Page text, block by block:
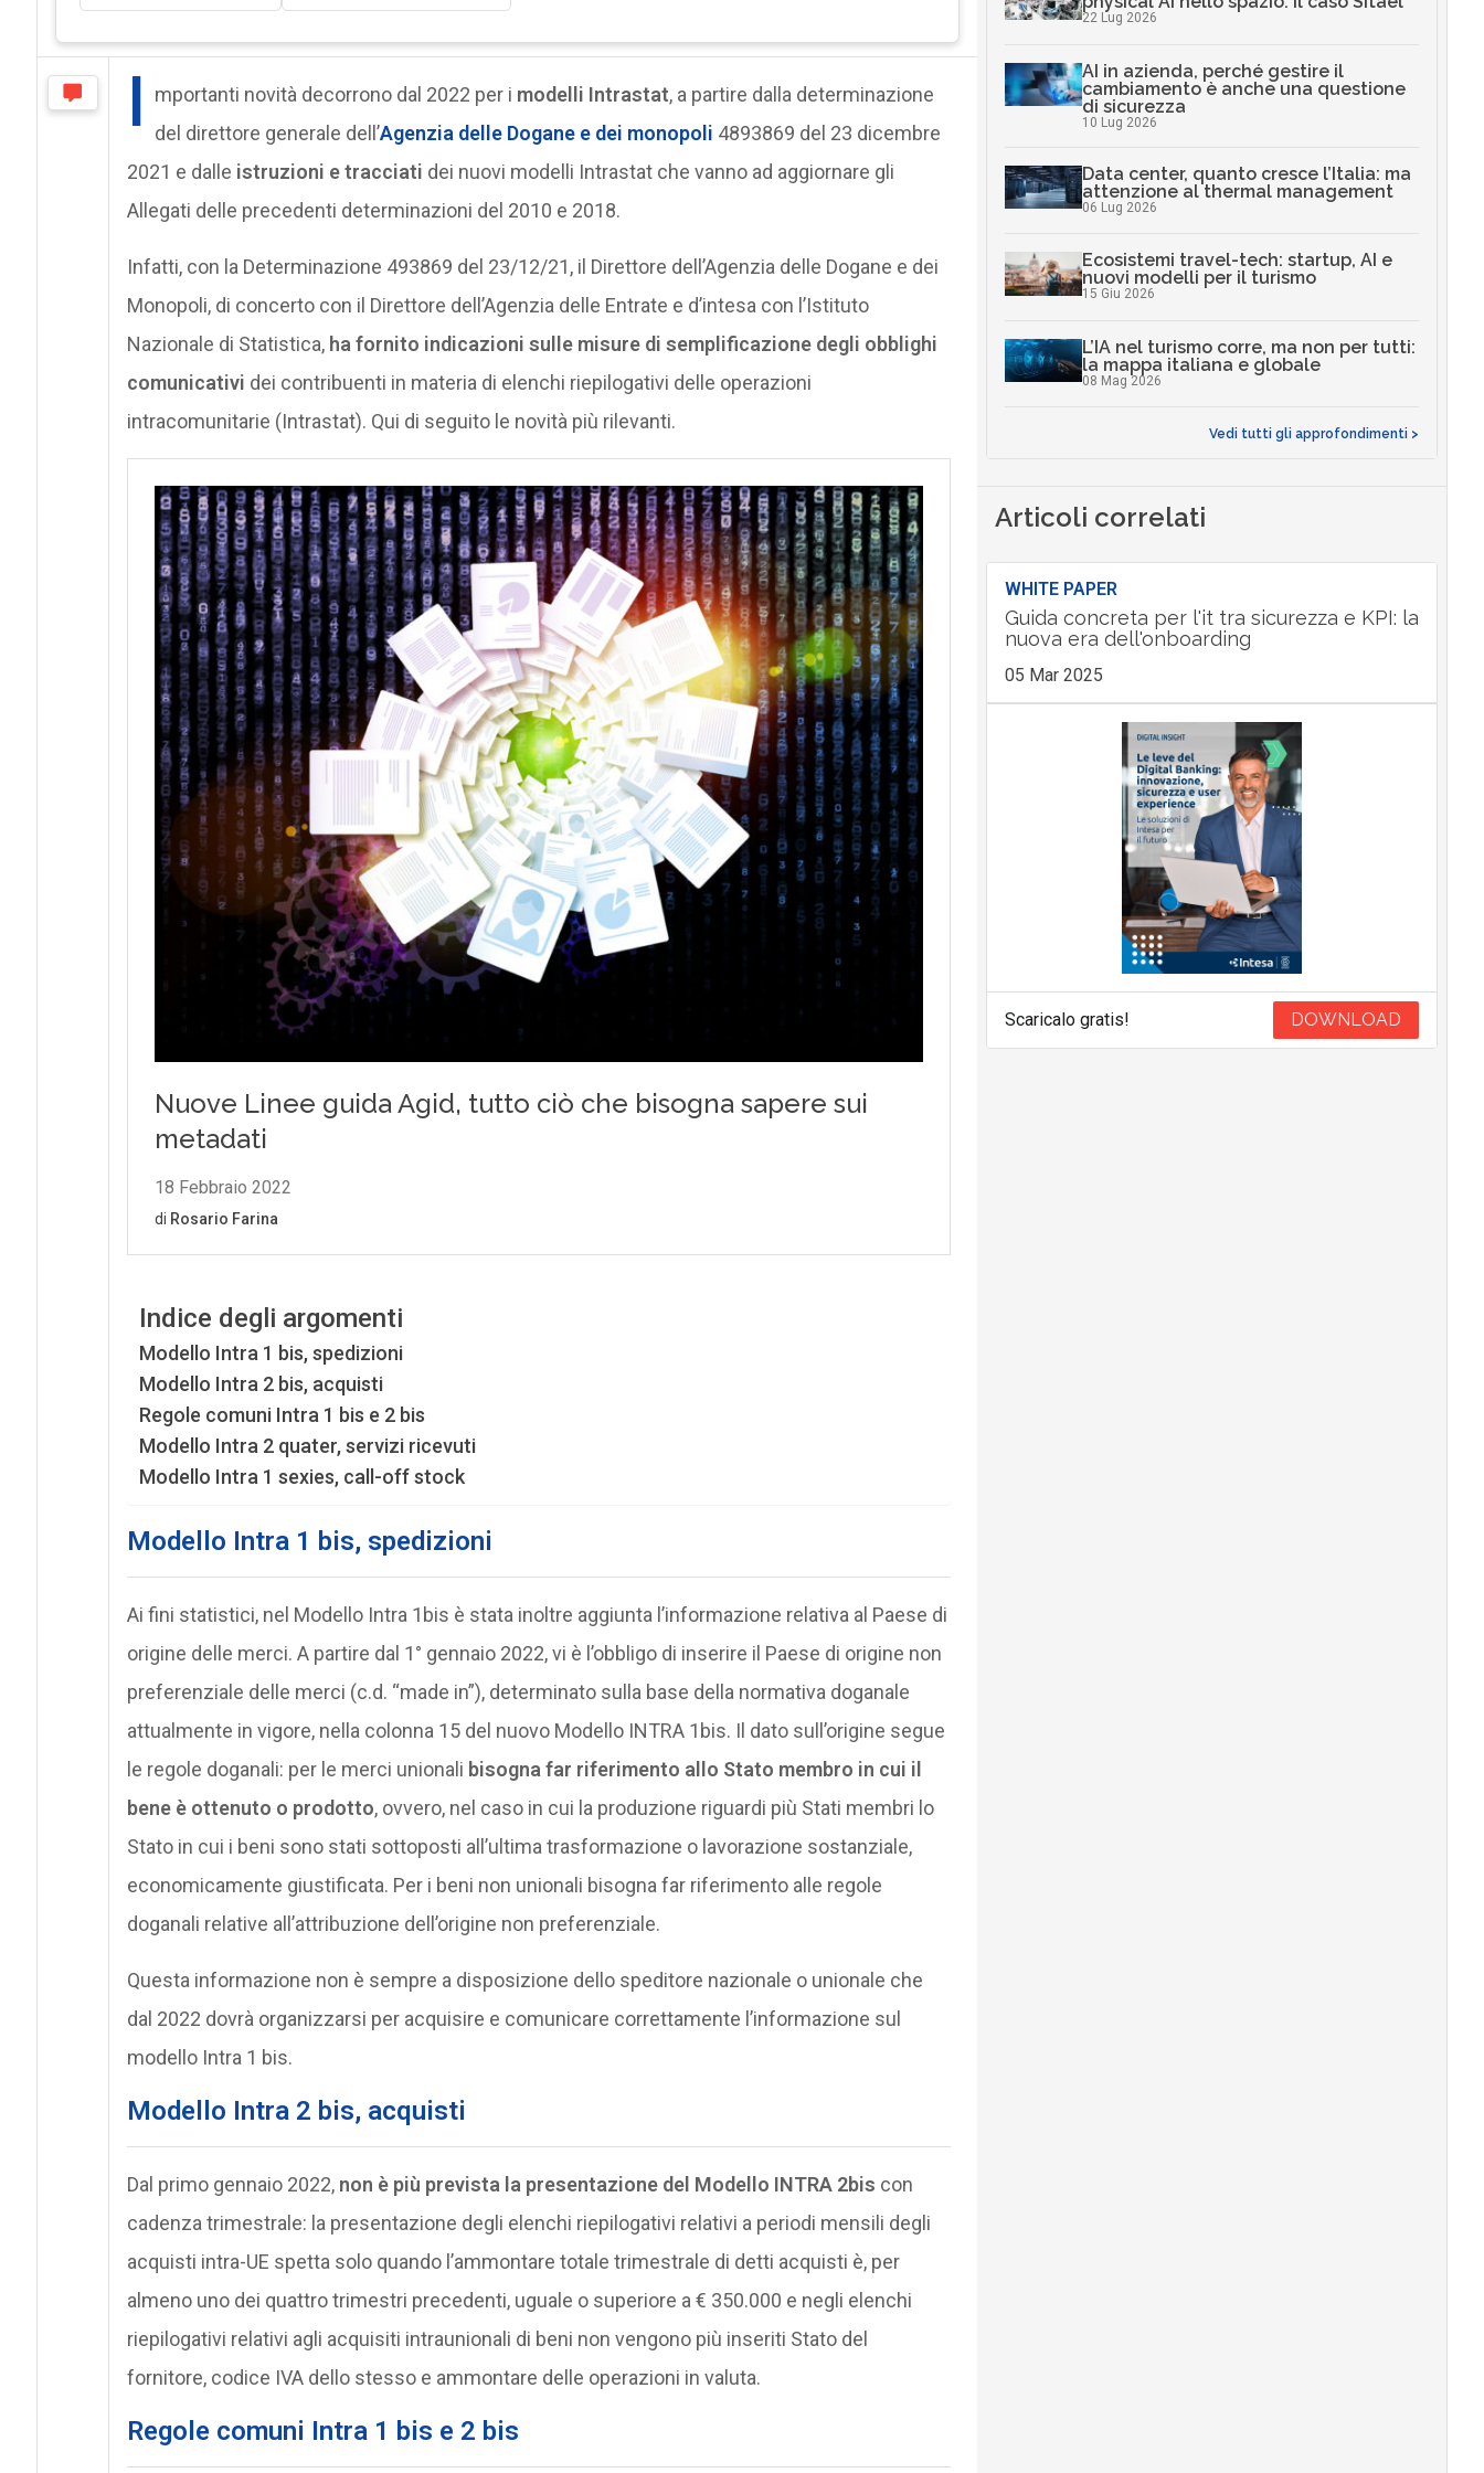
I mportanti novità decorrono dal 2022 per i modelli Intrastat, a partire dalla determinazione
del direttore generale dell’Agenzia delle Dogane e dei monopoli 4893869 del 23 dicembre
2021 e dalle istruzioni e tracciati dei nuovi modelli Intrastat che vanno ad aggiornare gli
Allegati delle precedenti determinazioni del 2010 e 2018.
Infatti, con la Determinazione 493869 del 23/12/21, il Direttore dell’Agenzia delle Dogane e dei
Monopoli, di concerto con il Direttore dell’Agenzia delle Entrate e d’intesa con l’Istituto
Nazionale di Statistica, ha fornito indicazioni sulle misure di semplificazione degli obblighi
comunicativi dei contribuenti in materia di elenchi riepilogativi delle operazioni
intracomunitarie (Intrastat). Qui di seguito le novità più rilevanti.
Indice degli argomenti
Modello Intra 1 bis, spedizioni
Modello Intra 2 bis, acquisti
Regole comuni Intra 1 bis e 2 bis
Modello Intra 2 quater, servizi ricevuti
Modello Intra 1 sexies, call-off stock
Modello Intra 1 bis, spedizioni
Ai fini statistici, nel Modello Intra 1bis è stata inoltre aggiunta l’informazione relativa al Paese di
origine delle merci. A partire dal 1° gennaio 2022, vi è l’obbligo di inserire il Paese di origine non
preferenziale delle merci (c.d. “made in”), determinato sulla base della normativa doganale
attualmente in vigore, nella colonna 15 del nuovo Modello INTRA 1bis. Il dato sull’origine segue
le regole doganali: per le merci unionali bisogna far riferimento allo Stato membro in cui il
bene è ottenuto o prodotto, ovvero, nel caso in cui la produzione riguardi più Stati membri lo
Stato in cui i beni sono stati sottoposti all’ultima trasformazione o lavorazione sostanziale,
economicamente giustificata. Per i beni non unionali bisogna far riferimento alle regole
doganali relative all’attribuzione dell’origine non preferenziale.
Questa informazione non è sempre a disposizione dello speditore nazionale o unionale che
dal 2022 dovrà organizzarsi per acquisire e comunicare correttamente l’informazione sul
modello Intra 1 bis.
Modello Intra 2 bis, acquisti
Dal primo gennaio 2022, non è più prevista la presentazione del Modello INTRA 2bis con
cadenza trimestrale: la presentazione degli elenchi riepilogativi relativi a periodi mensili degli
acquisti intra-UE spetta solo quando l’ammontare totale trimestrale di detti acquisti è, per
almeno uno dei quattro trimestri precedenti, uguale o superiore a € 350.000 e negli elenchi
riepilogativi relativi agli acquisiti intraunionali di beni non vengono più inseriti Stato del
fornitore, codice IVA dello stesso e ammontare delle operazioni in valuta.
Regole comuni Intra 1 bis e 2 bis
22 Lug 2026
AI in azienda, perché gestire il
cambiamento è anche una questione
di sicurezza
10 Lug 2026
Data center, quanto cresce l’Italia: ma
attenzione al thermal management
06 Lug 2026
Ecosistemi travel-tech: startup, AI e
nuovi modelli per il turismo
15 Giu 2026
L’IA nel turismo corre, ma non per tutti:
la mappa italiana e globale
08 Mag 2026
Vedi tutti gli approfondimenti >
Articoli correlati
WHITE PAPER
Guida concreta per l'it tra sicurezza e KPI: la
nuova era dell'onboarding
05 Mar 2025
Scaricalo gratis! DOWNLOAD